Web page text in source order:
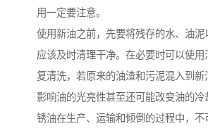
用一定要注意。
使用新油之前，先要将残存的水、油泥
应该及时清理干净。在必要时可以使用
复清洗，若原来的油渣和污泥混入到新
影响油的光亮性甚至还可能改变油的冷
锈油在生产、运输和倾倒的过程中，不